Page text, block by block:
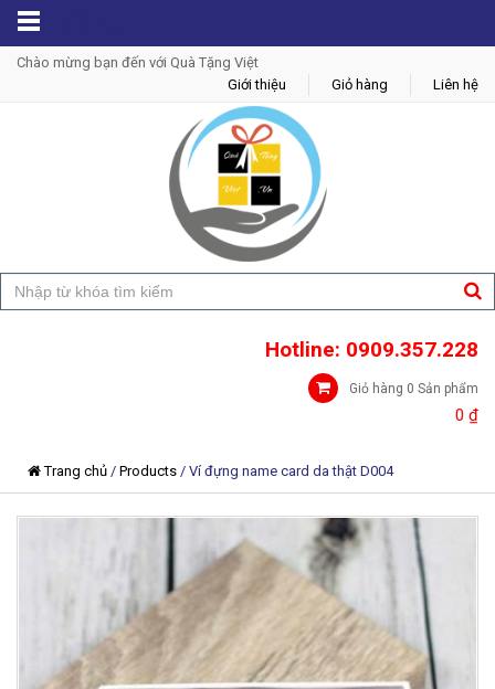
Chào mừng bạn đến với Quà Tặng Việt
Giới thiệu
Giỏ hàng Liên hệ
Hotline: 0909.357.228
Giỏ hàng 0 Sản phẩm
0 ₫
Trang chủ / Products / Ví đựng name card da thật D004